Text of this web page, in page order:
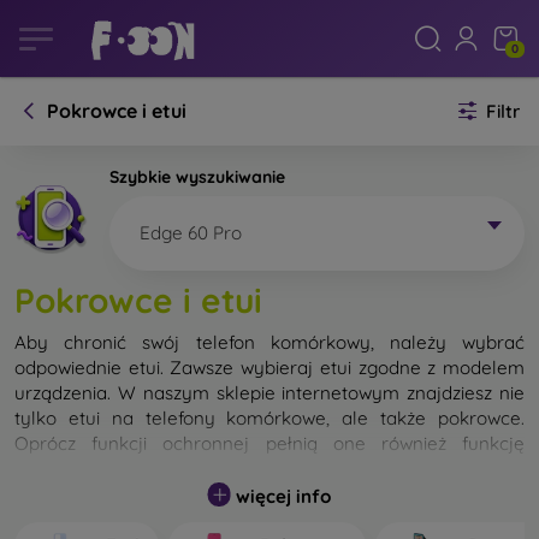
0
Pokrowce i etui Filtr
Szybkie wyszukiwanie
Edge 60 Pro
Pokrowce i etui
Aby chronić swój telefon komórkowy, należy wybrać
odpowiednie etui. Zawsze wybieraj etui zgodne z modelem
urządzenia. W naszym sklepie internetowym znajdziesz nie
tylko etui na telefony komórkowe, ale także pokrowce.
Oprócz funkcji ochronnej pełnią one również funkcję
Pokrowiec na telefon komórkowy możemy również nazwać
więcej info